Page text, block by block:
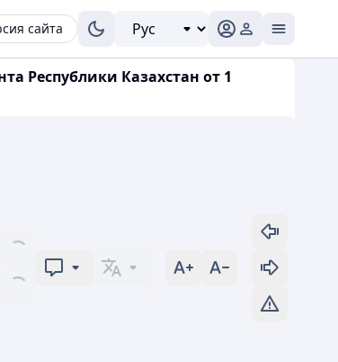
сайта
Республики Казахстан от 1